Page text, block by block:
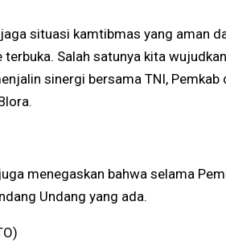
situasi kamtibmas yang aman
terbuka. Salah satunya kita
sinergi bersama TNI,
menegaskan bahwa selama
Undang yang ada.